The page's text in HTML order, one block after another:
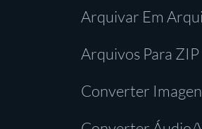
Arquivar Em
Arquivos Para ZIP
Converter